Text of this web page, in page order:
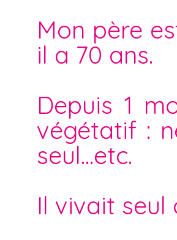
Mon père
il a 70 ans.
Depuis 1
végétatif :
seul...etc.
Il vivait seul